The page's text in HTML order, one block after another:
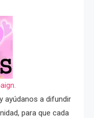
ayúdanos a difundir
para que cada